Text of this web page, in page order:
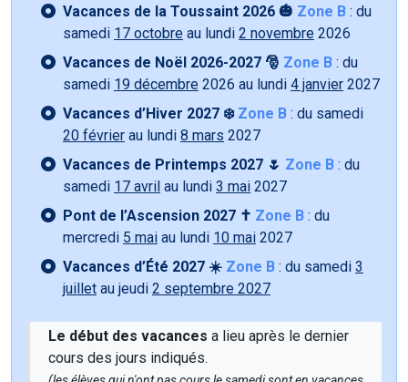
Vacances de la Toussaint 2026 🎃 Zone B : du
samedi 17 octobre au lundi 2 novembre 2026
Vacances de Noël 2026-2027 🎅 Zone B : du
samedi 19 décembre 2026 au lundi 4 janvier 2027
Vacances d’Hiver 2027 ❄️ Zone B : du samedi
20 février au lundi 8 mars 2027
Vacances de Printemps 2027 🌷 Zone B : du
samedi 17 avril au lundi 3 mai 2027
Pont de l’Ascension 2027 ✝️ Zone B : du
mercredi 5 mai au lundi 10 mai 2027
Vacances d’Été 2027 ☀️ Zone B : du samedi 3
juillet au jeudi 2 septembre 2027
Le début des vacances a lieu après le dernier
cours des jours indiqués.